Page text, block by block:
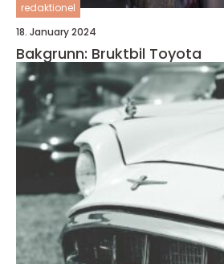
redaktionel
18. January 2024
Bakgrunn: Bruktbil Toyota